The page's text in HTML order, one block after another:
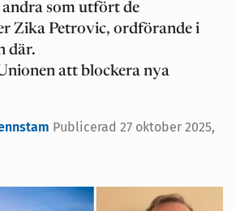
som utfört de
Zika Petrovic, ordförande i
där.
att blockera nya
Publicerad 27 oktober 2025,